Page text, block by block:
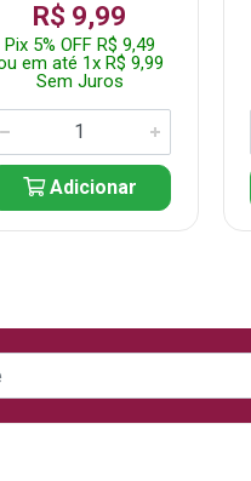
R$ 9,99
Pix 5% OFF R$ 9,49
em até 1x R$ 9,99
Sem Juros
Adicionar